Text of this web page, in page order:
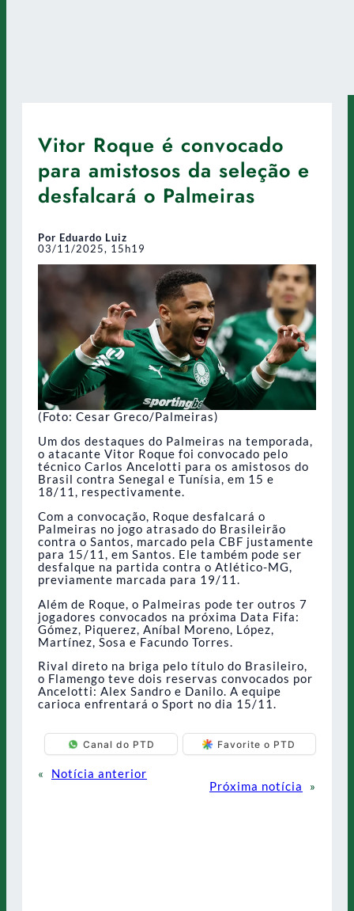
Vitor Roque é convocado
para amistosos da seleção e
desfalcará o Palmeiras
Por Eduardo Luiz
03/11/2025, 15h19
(Foto: Cesar Greco/Palmeiras)
Um dos destaques do Palmeiras na temporada,
o atacante Vitor Roque foi convocado pelo
técnico Carlos Ancelotti para os amistosos do
Brasil contra Senegal e Tunísia, em 15 e
18/11, respectivamente.
Com a convocação, Roque desfalcará o
Palmeiras no jogo atrasado do Brasileirão
contra o Santos, marcado pela CBF justamente
para 15/11, em Santos. Ele também pode ser
desfalque na partida contra o Atlético-MG,
previamente marcada para 19/11.
Além de Roque, o Palmeiras pode ter outros 7
jogadores convocados na próxima Data Fifa:
Gómez, Piquerez, Aníbal Moreno, López,
Martínez, Sosa e Facundo Torres.
Rival direto na briga pelo título do Brasileiro,
o Flamengo teve dois reservas convocados por
Ancelotti: Alex Sandro e Danilo. A equipe
carioca enfrentará o Sport no dia 15/11.
Canal do PTD Favorite o PTD
«
Notícia anterior
Próxima notícia
»